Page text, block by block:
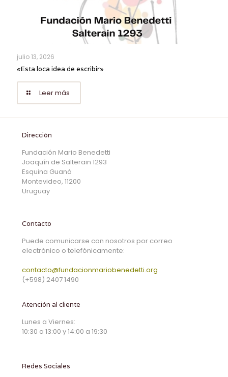
julio 13, 2026
«Esta loca idea de escribir»
Leer más
Dirección
Fundación Mario Benedetti
Joaquín de Salterain 1293
Esquina Guaná
Montevideo, 11200
Uruguay
Contacto
Puede comunicarse con nosotros por correo
electrónico o telefónicamente:
contacto@fundacionmariobenedetti.org
(+598) 2407 1490
Atención al cliente
Lunes a Viernes:
10:30 a 13:00 y 14:00 a 19:30
Redes Sociales